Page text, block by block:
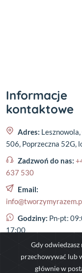
Informacje
kontaktowe
Adres:
506, Poprzeczna 52G,
Zadzwoń do nas:
637 530
Email:
Godziny: Pn-pt:
17:00
Gdy
przechowywać lub
głównie w